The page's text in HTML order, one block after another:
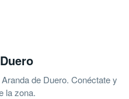
de Duero. Conéctate y
la zona.